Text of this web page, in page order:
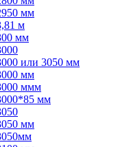
мм
м
мм
или 3050 мм
мм
ммм
мм
мм